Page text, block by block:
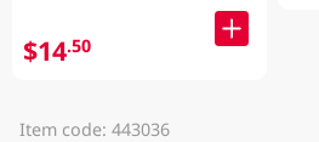
$14.50
Item code: 443036